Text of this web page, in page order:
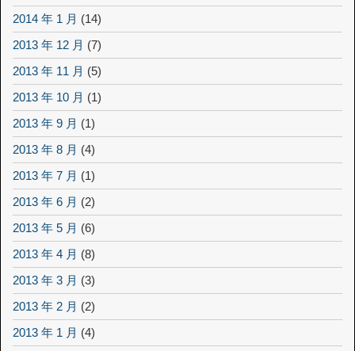
2014 年 1 月 (14)
2013 年 12 月 (7)
2013 年 11 月 (5)
2013 年 10 月 (1)
2013 年 9 月 (1)
2013 年 8 月 (4)
2013 年 7 月 (1)
2013 年 6 月 (2)
2013 年 5 月 (6)
2013 年 4 月 (8)
2013 年 3 月 (3)
2013 年 2 月 (2)
2013 年 1 月 (4)